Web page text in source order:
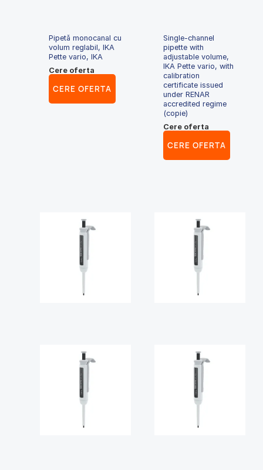
Pipetă monocanal cu
volum reglabil, IKA
Pette vario, IKA
Cere oferta
CERE OFERTA
Single-channel
pipette with
adjustable volume,
IKA Pette vario, with
calibration
certificate issued
under RENAR
accredited regime
(copie)
Cere oferta
CERE OFERTA